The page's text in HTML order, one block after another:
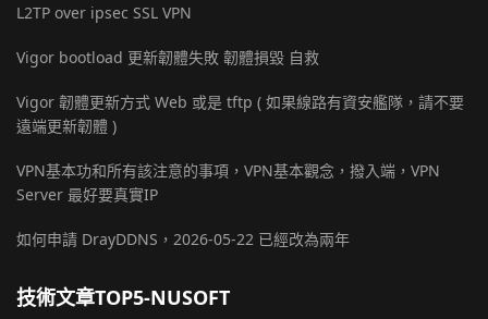
L2TP over ipsec SSL VPN
Vigor bootload 更新韌體失敗 韌體損毀 自救
Vigor 韌體更新方式 Web 或是 tftp ( 如果線路有資安艦隊，請不要
遠端更新韌體 )
VPN基本功和所有該注意的事項，VPN基本觀念，撥入端，VPN
Server 最好要真實IP
如何申請 DrayDDNS，2026-05-22 已經改為兩年
技術文章TOP5-NUSOFT